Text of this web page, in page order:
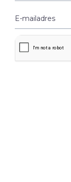
E-mailadres